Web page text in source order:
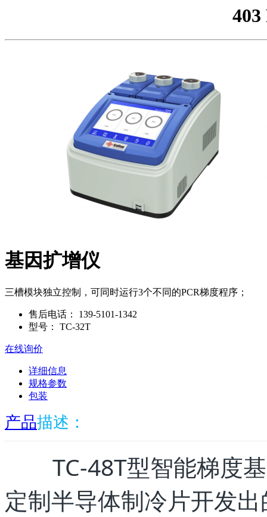
基因扩增仪
三槽模块独立控制，可同时运行3个不同的PCR梯度程序；
售后电话：
139-5101-1342
型号：
TC-32T
在线询价
详细信息
规格参数
包装
产品描述：
TC-48T型智能梯度基
定制半导体制冷片开发